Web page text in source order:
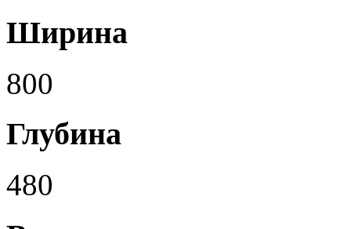
Ширина
800
Глубина
480